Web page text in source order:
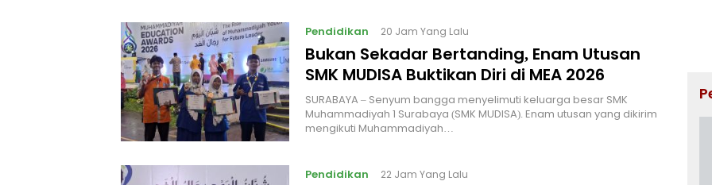
Pendidikan 20 Jam Yang Lalu
Bukan Sekadar Bertanding, Enam Utusan
SMK MUDISA Buktikan Diri di MEA 2026
SURABAYA – Senyum bangga menyelimuti keluarga besar SMK
Muhammadiyah 1 Surabaya (SMK MUDISA). Enam utusan yang dikirim
mengikuti Muhammadiyah…
Pendidikan 22 Jam Yang Lalu